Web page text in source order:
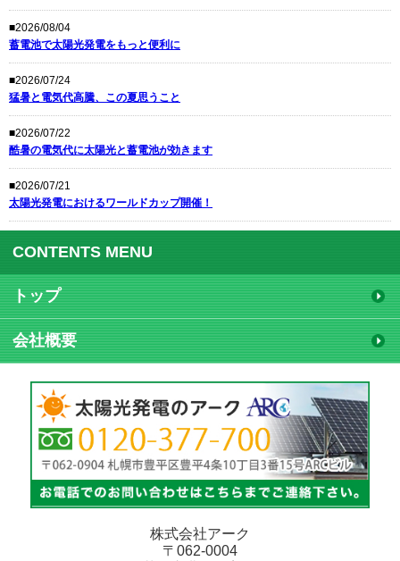
■2026/08/04
蓄電池で太陽光発電をもっと便利に
■2026/07/24
猛暑と電気代高騰、この夏思うこと
■2026/07/22
酷暑の電気代に太陽光と蓄電池が効きます
■2026/07/21
太陽光発電におけるワールドカップ開催！
CONTENTS MENU
トップ
会社概要
株式会社アーク
〒062-0004